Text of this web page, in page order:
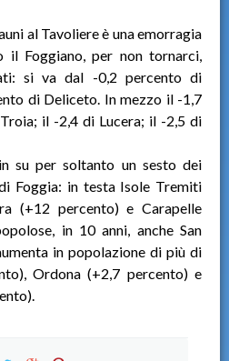
al Tavoliere è una emorragia
il Foggiano, per non tornarci,
si va dal -0,2 percento di
di Deliceto. In mezzo il -1,7
il -2,4 di Lucera; il -2,5 di
su per soltanto un sesto dei
Foggia: in testa Isole Tremiti
(+12 percento) e Carapelle
in 10 anni, anche San
in popolazione di più di
Ordona (+2,7 percento) e